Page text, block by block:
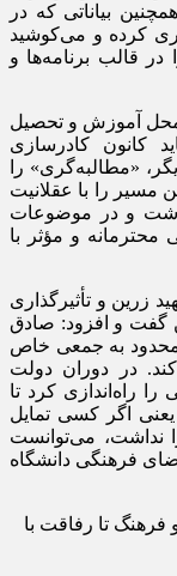
بیاناتی که در
کرده و می‌کوشید
در قالب برنامه‌ها و
محل آموزش و تحصیل
کانون کادرسازی
«مطالبه‌گری» را
مسیر را با عقلانیت
و در موضوعات
و مؤثر با
زرین و تأثیرگذاری
گفت و افزود: صادق
به جمعی خاص
کند. در دوران دولت
را راه‌اندازی کرد تا
اگر کسی تمایل
نداشت، می‌توانست
فرهنگی دانشگاه